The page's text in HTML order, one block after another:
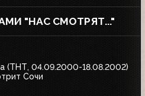
"НАС СМОТРЯТ..."
(ТНТ, 04.09.2000-18.08.2002)
Сочи